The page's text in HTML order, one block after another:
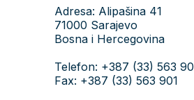
Adresa: Alipašina 41
71000 Sarajevo
Bosna i Hercegovina
Telefon: +387 (33) 563
Fax: +387 (33) 563 901